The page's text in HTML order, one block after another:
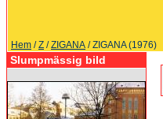
Hem /Z /ZIGANA / ZIGANA (1976)
Slumpmässig bild